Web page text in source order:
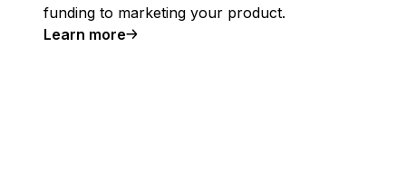
funding to marketing your product.
Learn more